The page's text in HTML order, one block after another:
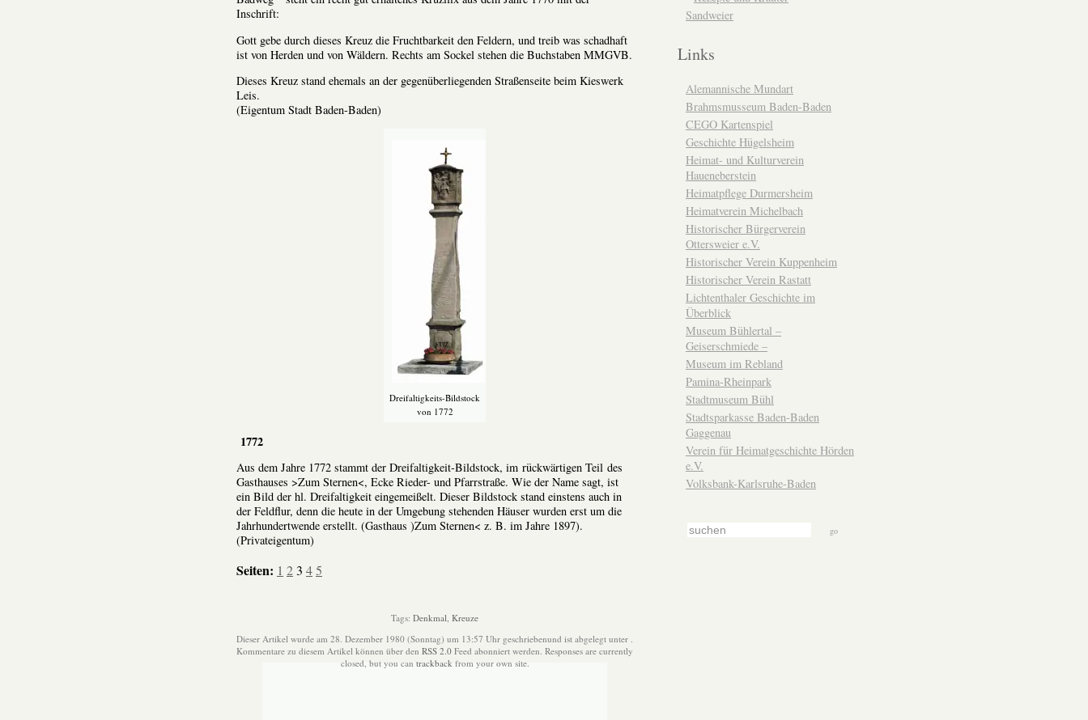
Inschrift:
Gott gebe durch dieses Kreuz die Fruchtbarkeit den Feldern, und treib was schadhaft
ist von Herden und von Wäldern. Rechts am Sockel stehen die Buchstaben MMGVB.
Dieses Kreuz stand ehemals an der gegenüberliegenden Straßenseite beim Kieswerk
Leis.
(Eigentum Stadt Baden-Baden)
Dreifaltigkeits-Bildstock
von 1772
1772
Aus dem Jahre 1772 stammt der Dreifaltigkeit-Bildstock, im rückwärtigen Teil des
Gasthauses >Zum Sternen<, Ecke Rieder- und Pfarrstraße. Wie der Name sagt, ist
ein Bild der hl. Dreifaltigkeit eingemeißelt. Dieser Bildstock stand einstens auch in
der Feldflur, denn die heute in der Umgebung stehenden Häuser wurden erst um die
Jahrhundertwende erstellt. (Gasthaus )Zum Sternen< z. B. im Jahre 1897).
(Privateigentum)
Seiten: 1 23 45
Tags: Denkmal, Kreuze
Dieser Artikel wurde am 28. Dezember 1980 (Sonntag) um 13:57 Uhr geschriebenund ist abgelegt unter .
Kommentare zu diesem Artikel können über den RSS 2.0 Feed abonniert werden. Responses are currently
closed, but you can trackbackfrom your own site.
Sandweier
Links
Alemannische Mundart
Brahmsmusseum Baden-Baden
CEGO Kartenspiel
Geschichte Hügelsheim
Heimat- und Kulturverein
Haueneberstein
Heimatpflege Durmersheim
Heimatverein Michelbach
Historischer Bürgerverein
Ottersweier e.V.
Historischer Verein Kuppenheim
Historischer Verein Rastatt
Lichtenthaler Geschichte im
Überblick
Museum Bühlertal –
Geiserschmiede –
Museum im Rebland
Pamina-Rheinpark
Stadtmuseum Bühl
Stadtsparkasse Baden-Baden
Gaggenau
Verein für Heimatgeschichte Hörden
e.V.
Volksbank-Karlsruhe-Baden